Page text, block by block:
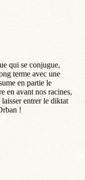
qui se conjugue,
terme avec une
en partie le
en avant nos racines,
entrer le diktat
!